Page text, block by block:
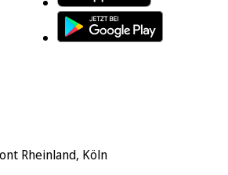
Rheinland, Köln